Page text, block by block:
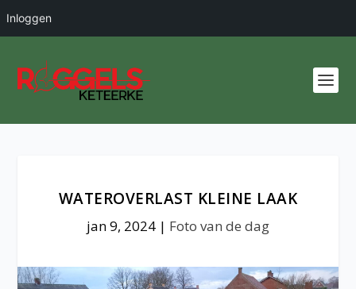
Inloggen
WATEROVERLAST KLEINE LAAK
jan 9, 2024 | Foto van de dag